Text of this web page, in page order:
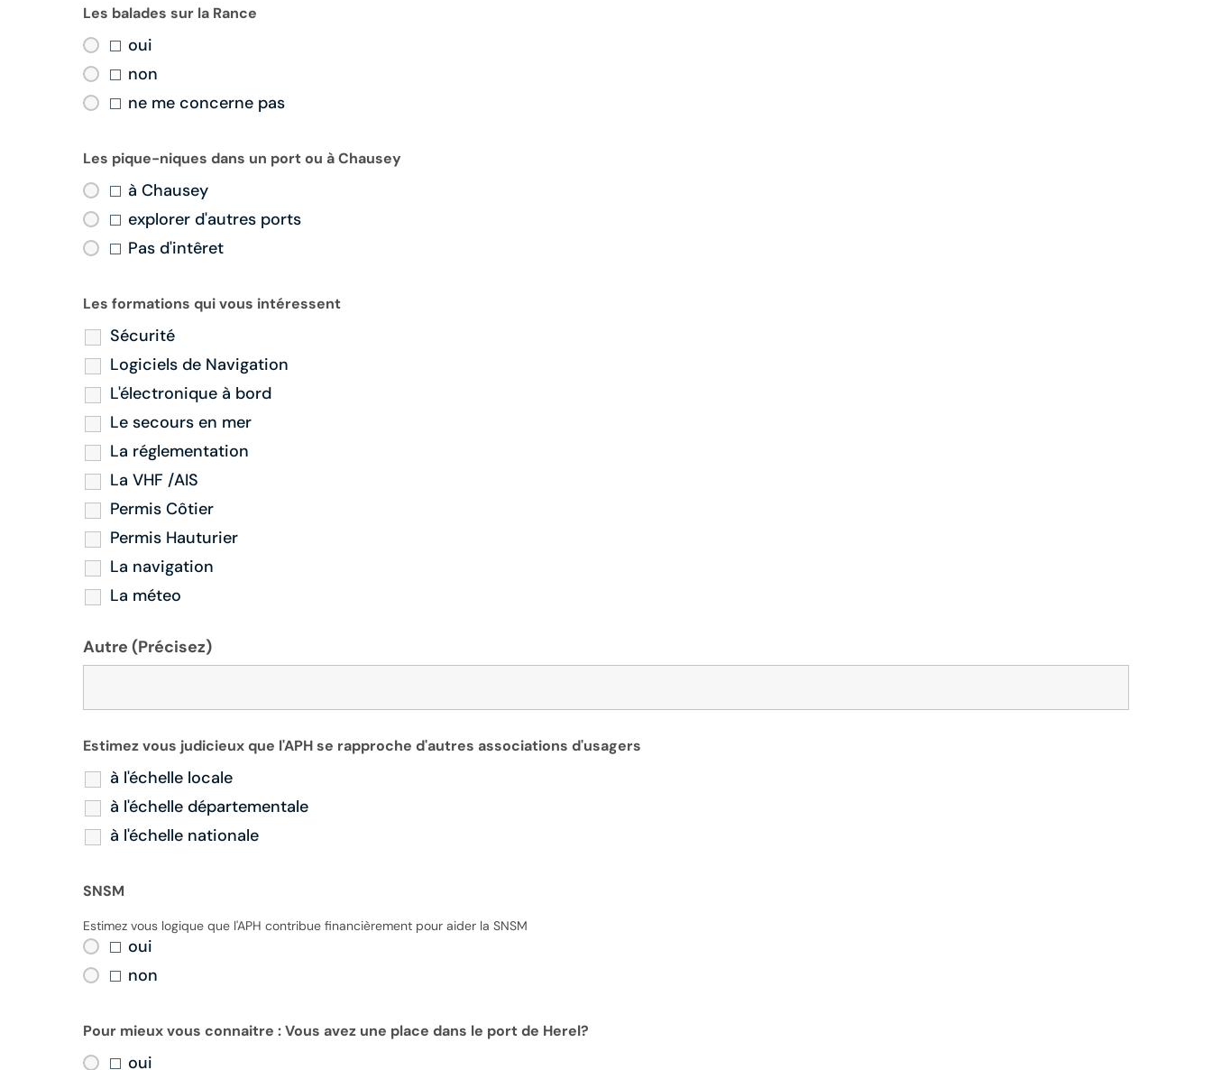
Les balades sur la Rance
oui
non
ne me concerne pas
Les pique-niques dans un port ou à Chausey
à Chausey
explorer d'autres ports
Pas d'intêret
Les formations qui vous intéressent
Sécurité
Logiciels de Navigation
L'électronique à bord
Le secours en mer
La réglementation
La VHF /AIS
Permis Côtier
Permis Hauturier
La navigation
La méteo
Autre (Précisez)
Estimez vous judicieux que l'APH se rapproche d'autres associations d'usagers
à l'échelle locale
à l'échelle départementale
à l'échelle nationale
SNSM
oui
non
Estimez vous logique que l'APH contribue financièrement pour aider la SNSM
Pour mieux vous connaitre : Vous avez une place dans le port de Herel?
oui